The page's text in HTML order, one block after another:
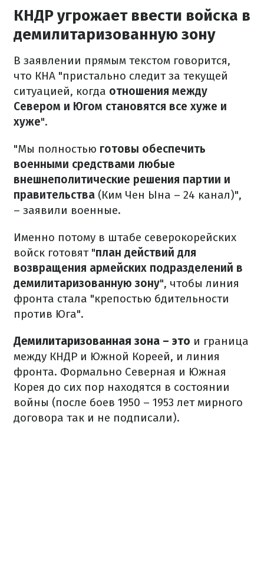
КНДР угрожает ввести войска в
демилитаризованную зону
В заявлении прямым текстом говорится,
что КНА "пристально следит за текущей
ситуацией, когда отношения между
Севером и Югом становятся все хуже и
хуже".
"Мы полностью готовы обеспечить
военными средствами любые
внешнеполитические решения партии и
правительства (Ким Чен Ына – 24 канал)",
– заявили военные.
Именно потому в штабе северокорейских
войск готовят "план действий для
возвращения армейских подразделений в
демилитаризованную зону", чтобы линия
фронта стала "крепостью бдительности
против Юга".
Демилитаризованная зона – это и граница
между КНДР и Южной Кореей, и линия
фронта. Формально Северная и Южная
Корея до сих пор находятся в состоянии
войны (после боев 1950 – 1953 лет мирного
договора так и не подписали).